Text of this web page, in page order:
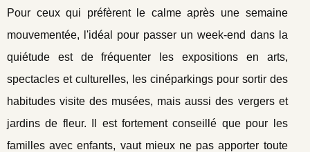
Pour ceux qui préfèrent le calme après une semaine
mouvementée, l'idéal pour passer un week-end dans la
quiétude est de fréquenter les expositions en arts,
spectacles et culturelles, les cinéparkings pour sortir des
habitudes visite des musées, mais aussi des vergers et
jardins de fleur. Il est fortement conseillé que pour les
familles avec enfants, vaut mieux ne pas apporter toute